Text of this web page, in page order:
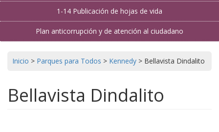
1-14 Publicación de hojas de vida
Plan anticorrupción y de atención al ciudadano
Inicio > Parques para Todos > Kennedy > Bellavista Dindalito
Bellavista Dindalito